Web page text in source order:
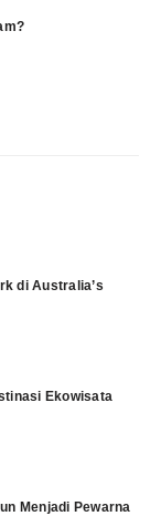
di Australia’s
Ekowisata
Menjadi Pewarna